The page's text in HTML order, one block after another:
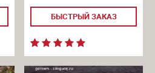
БЫСТРЫЙ ЗАКАЗ